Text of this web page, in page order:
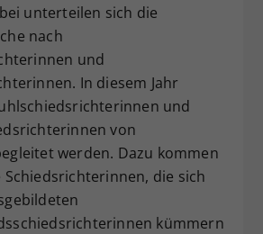
unterteilen sich die
nach
und
In diesem Jahr
und
von
werden. Dazu kommen
die sich
kümmern